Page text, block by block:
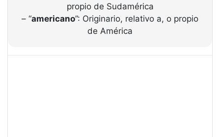
propio de Sudamérica
– “americano”: Originario, relativo a, o propio
de América